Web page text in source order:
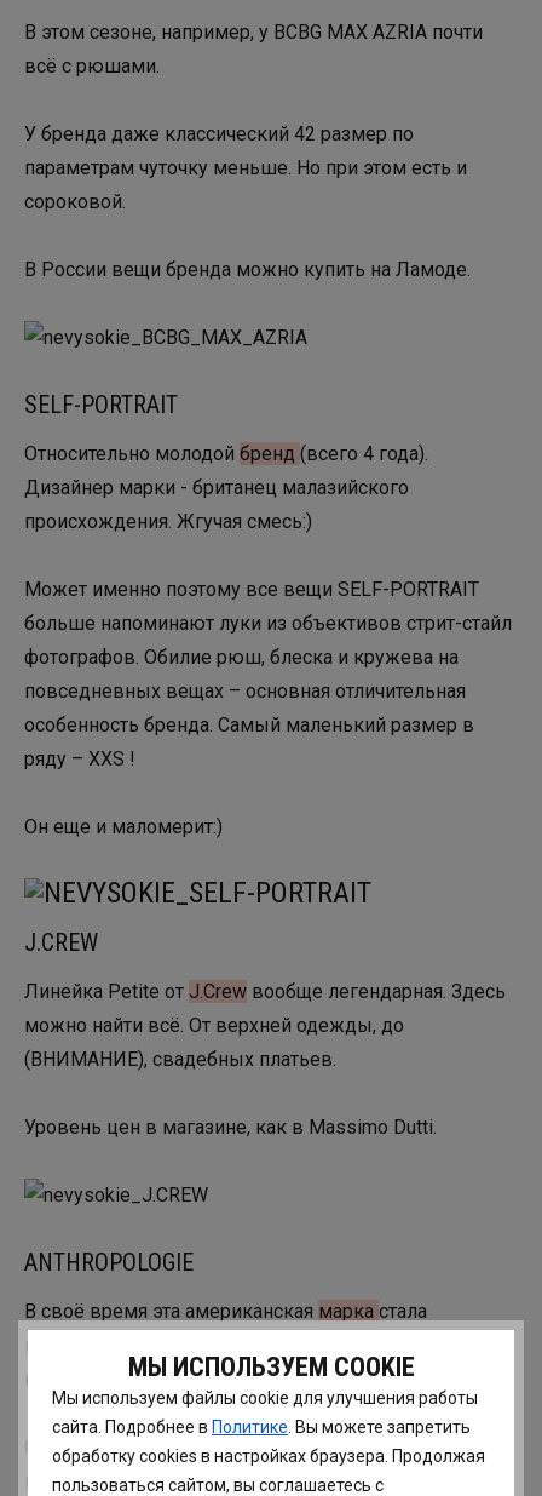
МЫ ИСПОЛЬЗУЕМ COOKIE
Мы используем файлы cookie для улучшения работы
сайта. Подробнее в Политике . Вы можете запретить
обработку сookies в настройках браузера. Продолжая
пользоваться сайтом, вы соглашаетесь с
В этом сезоне, например, у BCBG MAX AZRIA почти
всё с рюшами.
У бренда даже классический 42 размер по
параметрам чуточку меньше. Но при этом есть и
сороковой.
В России вещи бренда можно купить на Ламоде.
SELF-PORTRAIT
Относительно молодой бренд (всего 4 года).
Дизайнер марки - британец малазийского
происхождения. Жгучая смесь:)
Может именно поэтому все вещи SELF-PORTRAIT
больше напоминают луки из объективов стрит-стайл
фотографов. Обилие рюш, блеска и кружева на
повседневных вещах – основная отличительная
особенность бренда. Самый маленький размер в
ряду – XXS !
Он еще и маломерит:)
J.CREW
Линейка Petite от J.Crew вообще легендарная. Здесь
можно найти всё. От верхней одежды, до
(ВНИМАНИЕ), свадебных платьев.
Уровень цен в магазине, как в Massimo Dutti.
ANTHROPOLOGIE
В своё время эта американская марка стала
пионером в выпуске отдельной линейки для
миниатюрных женщин.
Особый крой, особенно у брюк, позволяет
почувствовать себя супер-комфортно, так как точно